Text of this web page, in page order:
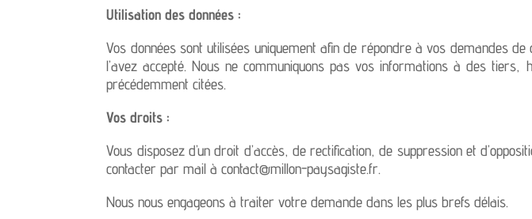
Utilisation des données :
Vos données sont utilisées uniquement afin de répondre à vos demandes
l’avez accepté. Nous ne communiquons pas vos informations à des
précédemment citées.
Vos droits :
Vous disposez d’un droit d’accès, de rectification, de suppression et
contacter par mail à contact@millon-paysagiste.fr.
Nous nous engageons à traiter votre demande dans les plus brefs délais.